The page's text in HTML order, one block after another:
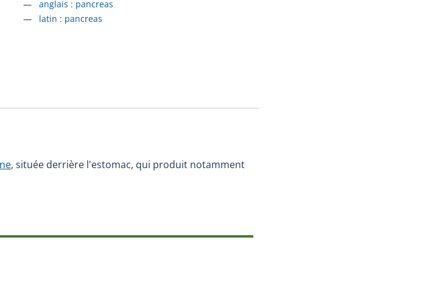
Accéder à la fiche en
anglais : pancreas
Accéder à la fiche en
latin : pancreas
, située derrière l'estomac, qui produit notamment